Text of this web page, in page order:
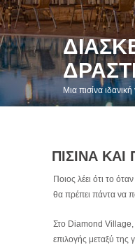
Μια πισίνα ιδανική
ΠΙΣΙΝΑ ΚΑΙ
Ποιος λέει ότι το
θα πρέπει πάντα να
Στο Diamond Village,
επιλογής μεταξύ της